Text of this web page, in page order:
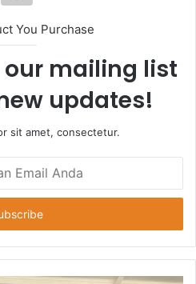
You Purchase
our mailing list
updates!
sit amet, consectetur.